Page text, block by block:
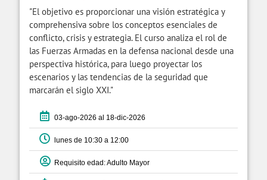
"El objetivo es proporcionar una visión estratégica y
comprehensiva sobre los conceptos esenciales de
conflicto, crisis y estrategia. El curso analiza el rol de
las Fuerzas Armadas en la defensa nacional desde una
perspectiva histórica, para luego proyectar los
escenarios y las tendencias de la seguridad que
marcarán el siglo XXI."
03-ago-2026 al 18-dic-2026
lunes de 10:30 a 12:00
Requisito edad: Adulto Mayor